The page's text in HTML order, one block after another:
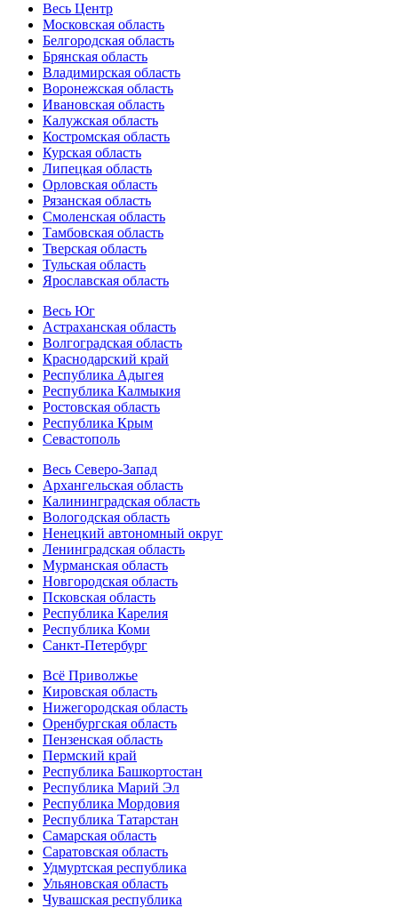
Весь Центр
Московская область
Белгородская область
Брянская область
Владимирская область
Воронежская область
Ивановская область
Калужская область
Костромская область
Курская область
Липецкая область
Орловская область
Рязанская область
Смоленская область
Тамбовская область
Тверская область
Тульская область
Ярославская область
Весь Юг
Астраханская область
Волгоградская область
Краснодарский край
Республика Адыгея
Республика Калмыкия
Ростовская область
Республика Крым
Севастополь
Весь Северо-Запад
Архангельская область
Калининградская область
Вологодская область
Ненецкий автономный округ
Ленинградская область
Мурманская область
Новгородская область
Псковская область
Республика Карелия
Республика Коми
Санкт-Петербург
Всё Приволжье
Кировская область
Нижегородская область
Оренбургская область
Пензенская область
Пермский край
Республика Башкортостан
Республика Марий Эл
Республика Мордовия
Республика Татарстан
Самарская область
Саратовская область
Удмуртская республика
Ульяновская область
Чувашская республика